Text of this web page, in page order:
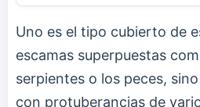
Uno es el tipo cubierto de
escamas superpuestas
serpientes o los peces,
con protuberancias de